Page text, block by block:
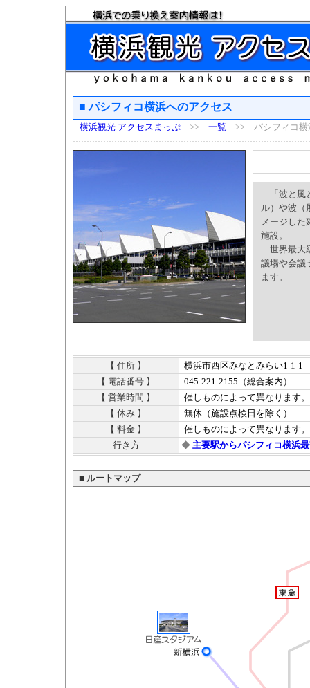
■ パシフィコ横浜へのアクセス
横浜観光 アクセスまっぷ >> 一覧 >> パシフィコ横
「波と風
ル）や波（
メージした
施設。
世界最大
議場や会議
ます。
【 住所 】
横浜市西区みなとみらい1-1-1
【 電話番号 】
045-221-2155（総合案内）
【 営業時間 】
催しものによって異なります。
【 休み 】
無休（施設点検日を除く）
【 料金 】
催しものによって異なります。
行き方
◆ 主要駅からパシフィコ横浜
■ ルートマップ